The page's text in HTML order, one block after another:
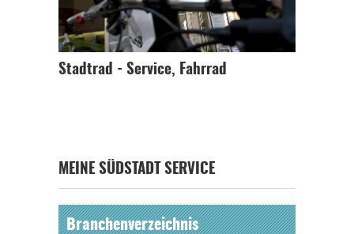
Stadtrad - Service, Fahrrad
MEINE SÜDSTADT SERVICE
Branchenverzeichnis